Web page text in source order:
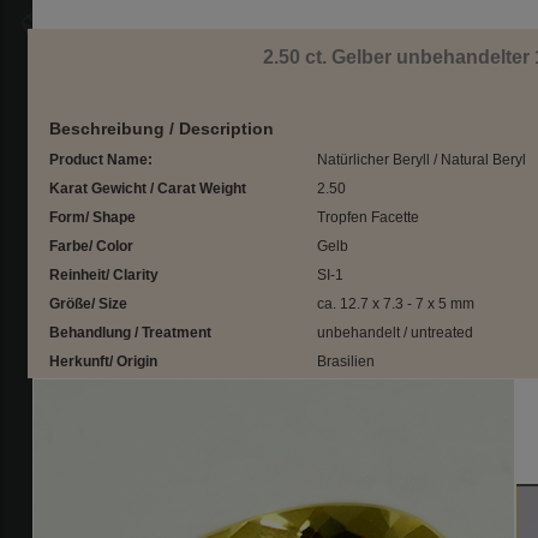
2.50 ct. Gelber
Beschreibung / Description
Product Name:
Natürlicher Beryll / Natural Beryl
Karat Gewicht / Carat Weight
2.50
Form/ Shape
Tropfen Facette
Farbe/ Color
Gelb
Reinheit/ Clarity
SI-1
Größe/ Size
ca. 12.7 x 7.3 - 7 x 5 mm
Behandlung / Treatment
unbehandelt / untreated
Herkunft/ Origin
Brasilien